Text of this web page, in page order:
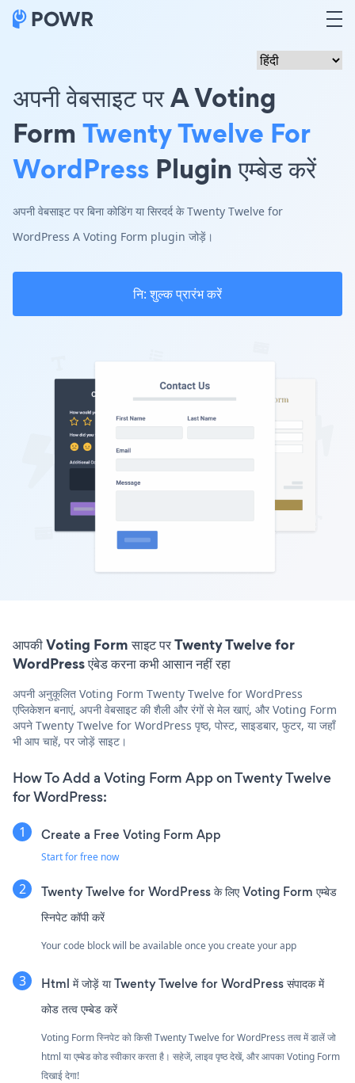
अपनी वेबसाइट पर A Voting
Form Twenty Twelve For
WordPress Plugin एम्बेड करें
अपनी वेबसाइट पर बिना कोडिंग या सिरदर्द के Twenty Twelve for
WordPress A Voting Form plugin जोड़ें।
नि: शुल्क प्रारंभ करें
आपकी Voting Form साइट पर Twenty Twelve for
WordPress एंबेड करना कभी आसान नहीं रहा
अपनी अनुकूलित Voting Form Twenty Twelve for WordPress
एप्लिकेशन बनाएं, अपनी वेबसाइट की शैली और रंगों से मेल खाएं, और Voting Form
अपने Twenty Twelve for WordPress पृष्ठ, पोस्ट, साइडबार, फुटर, या जहाँ
भी आप चाहें, पर जोड़ें साइट।
How To Add a Voting Form App on Twenty Twelve
for WordPress:
Create a Free Voting Form App
Start for free now
Twenty Twelve for WordPress के लिए Voting Form एम्बेड
स्निपेट कॉपी करें
Your code block will be available once you create your app
Html में जोड़ें या Twenty Twelve for WordPress संपादक में
कोड तत्व एम्बेड करें
Voting Form स्निपेट को किसी Twenty Twelve for WordPress तत्व में डालें जो
html या एम्बेड कोड स्वीकार करता है। सहेजें, लाइव पृष्ठ देखें, और आपका Voting Form
दिखाई देगा!